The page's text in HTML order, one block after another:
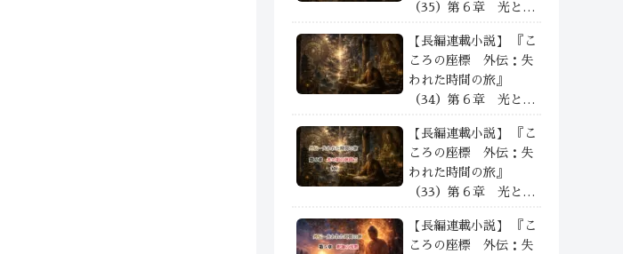
（35）第６章 光と影
【長編連載小説】 『こ
ころの座標 外伝：失
われた時間の旅』
（34）第６章 光と影
【長編連載小説】 『こ
ころの座標 外伝：失
われた時間の旅』
（33）第６章 光と影
【長編連載小説】 『こ
ころの座標 外伝：失